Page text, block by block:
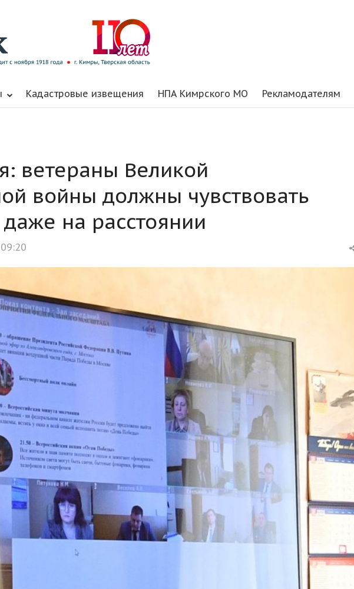
Кадастровые извещения НПА Кимрского МО Рекламодателям
ветераны Великой
войны должны чувствовать
на расстоянии
09:20